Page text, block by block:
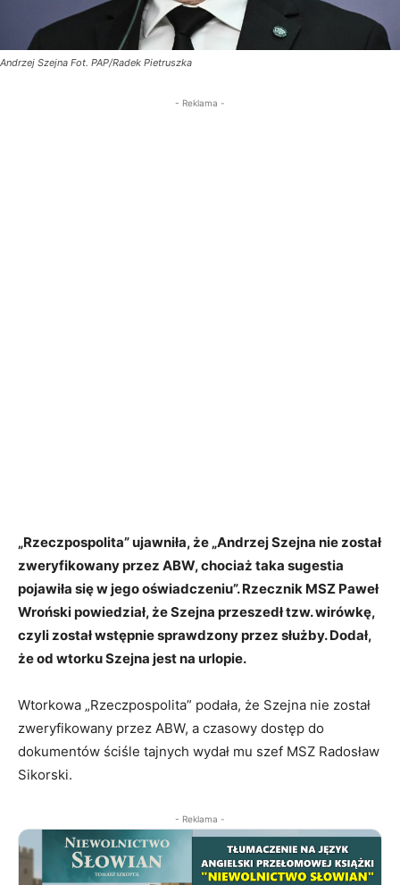
Andrzej Szejna Fot. PAP/Radek Pietruszka
- Reklama -
„Rzeczpospolita” ujawniła, że „Andrzej Szejna nie został
zweryfikowany przez ABW, chociaż taka sugestia
pojawiła się w jego oświadczeniu”. Rzecznik MSZ Paweł
Wroński powiedział, że Szejna przeszedł tzw. wirówkę,
czyli został wstępnie sprawdzony przez służby. Dodał,
że od wtorku Szejna jest na urlopie.
Wtorkowa „Rzeczpospolita” podała, że Szejna nie został
zweryfikowany przez ABW, a czasowy dostęp do
dokumentów ściśle tajnych wydał mu szef MSZ Radosław
Sikorski.
- Reklama -